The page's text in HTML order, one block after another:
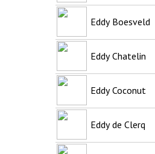
Eddy Boesveld
Eddy Chatelin
Eddy Coconut
Eddy de Clerq